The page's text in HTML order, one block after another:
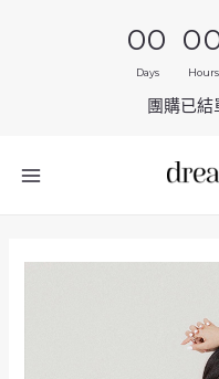
00
Days Hours
團購已結